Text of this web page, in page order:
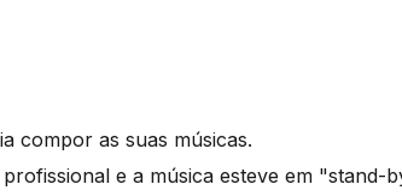
compor as suas músicas.
e a música esteve em "stand-